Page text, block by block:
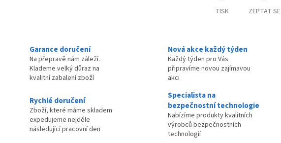
TISK ZEPTAT SE
Garance doručení
Na přepravě nám záleží.
Klademe velký důraz na
kvalitní zabalení zboží
Nová akce každý týden
Každý týden pro Vás
připravíme novou zajímavou
akci
Rychlé doručení
Zboží, které máme skladem
expedujeme nejdéle
následující pracovní den
Specialista na
bezpečnostní technologie
Nabízíme produkty kvalitních
výrobců bezpečnostních
technologií